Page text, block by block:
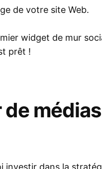
de votre site Web.
widget de mur
prêt !
dans la